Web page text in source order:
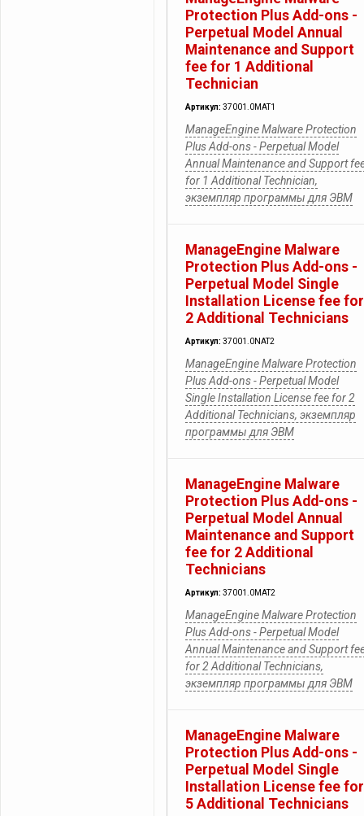
Protection Plus Add-ons -
Perpetual Model Annual
Maintenance and Support
fee for 1 Additional
Technician
Артикул: 37001.0MAT1
ManageEngine Malware Protection
Plus Add-ons - Perpetual Model
Annual Maintenance and Support
for 1 Additional Technician,
экземпляр программы для ЭВМ
ManageEngine Malware
Protection Plus Add-ons -
Perpetual Model Single
Installation License fee for
2 Additional Technicians
Артикул: 37001.0NAT2
ManageEngine Malware Protection
Plus Add-ons - Perpetual Model
Single Installation License fee for 2
Additional Technicians, экземпляр
программы для ЭВМ
ManageEngine Malware
Protection Plus Add-ons -
Perpetual Model Annual
Maintenance and Support
fee for 2 Additional
Technicians
Артикул: 37001.0MAT2
ManageEngine Malware Protection
Plus Add-ons - Perpetual Model
Annual Maintenance and Support
for 2 Additional Technicians,
экземпляр программы для ЭВМ
ManageEngine Malware
Protection Plus Add-ons -
Perpetual Model Single
Installation License fee for
5 Additional Technicians